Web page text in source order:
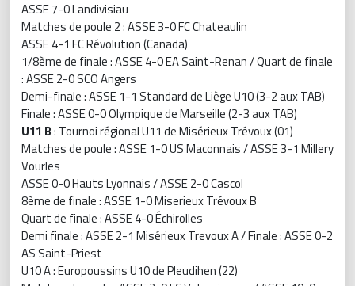
ASSE 7-0 Landivisiau
Matches de poule 2 : ASSE 3-0 FC Chateaulin
ASSE 4-1 FC Révolution (Canada)
1/8ème de finale : ASSE 4-0 EA Saint-Renan / Quart de finale
: ASSE 2-0 SCO Angers
Demi-finale : ASSE 1-1 Standard de Liège U10 (3-2 aux TAB)
Finale : ASSE 0-0 Olympique de Marseille (2-3 aux TAB)
U11 B: Tournoi régional U11 de Misérieux Trévoux (01)
Matches de poule : ASSE 1-0 US Maconnais / ASSE 3-1 Millery
Vourles
ASSE 0-0 Hauts Lyonnais / ASSE 2-0 Cascol
8ème de finale : ASSE 1-0 Miserieux Trévoux B
Quart de finale : ASSE 4-0 Échirolles
Demi finale : ASSE 2-1 Misérieux Trevoux A / Finale : ASSE 0-2
AS Saint-Priest
U10 A : Europoussins U10 de Pleudihen (22)